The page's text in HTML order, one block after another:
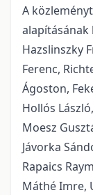
A
Hazslinszky
Ferenc,
Ágoston,
Hollós
Moesz
Jávorka
Rapaics
Máthé Imre,